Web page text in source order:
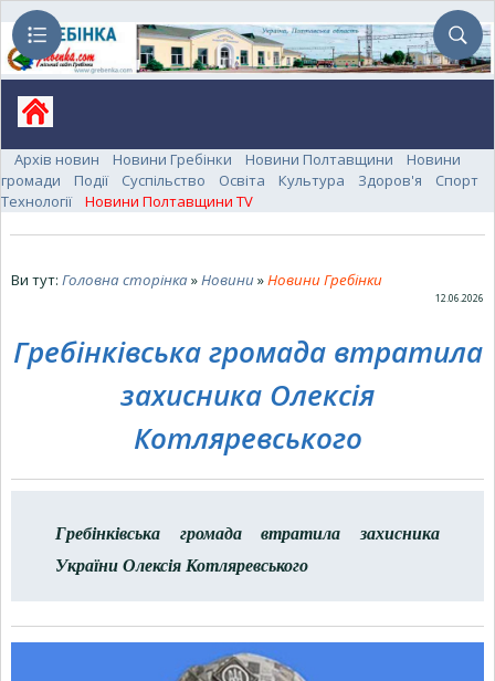
Архів новин Новини Гребінки Новини Полтавщини
Новини
громади
Події Суспільство Освіта Культура Здоров'я
Спорт
Технології
Новини Полтавщини TV
Ви тут: Головна сторінка» Новини» Новини Гребінки
12.06.2026
Гребінківська громада втратила
захисника Олексія
Котляревського
Гребінківська громада втратила захисника
України Олексія Котляревського